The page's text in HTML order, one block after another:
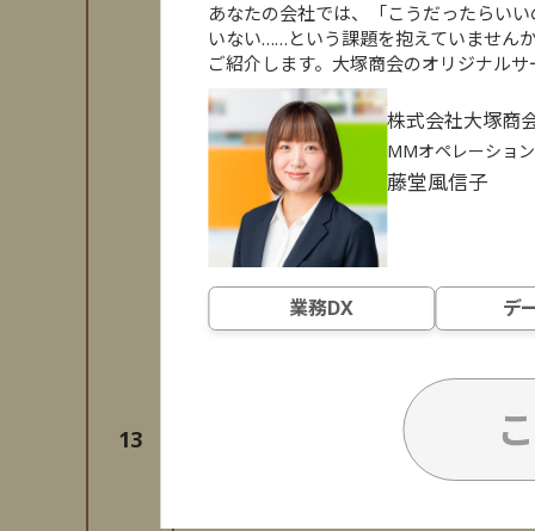
13
特別セミナー
AI
災害対策
クラウ
あなたの会社では、「こうだったらい
いない……という課題を抱えていません
ご紹介します。大塚商会のオリジナル
株式会社大塚商
MMオペレーショ
藤堂風信子
業務DX デ